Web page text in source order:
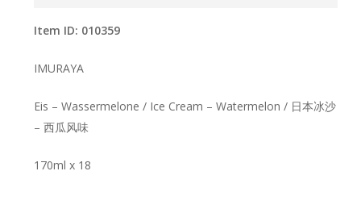
Item ID: 010359
IMURAYA
Eis – Wassermelone / Ice Cream – Watermelon / 日本冰沙
– 西瓜风味
170ml x 18